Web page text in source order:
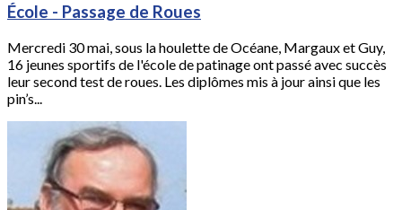
École - Passage de Roues
Mercredi 30 mai, sous la houlette de Océane, Margaux et Guy,
16 jeunes sportifs de l'école de patinage ont passé avec succès
leur second test de roues. Les diplômes mis à jour ainsi que les
pin’s...